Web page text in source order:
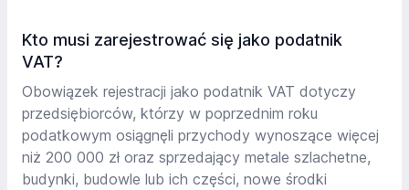
Kto musi zarejestrować się jako podatnik
VAT?
Obowiązek rejestracji jako podatnik VAT dotyczy
przedsiębiorców, którzy w poprzednim roku
podatkowym osiągnęli przychody wynoszące więcej
niż 200 000 zł oraz sprzedający metale szlachetne,
budynki, budowle lub ich części, nowe środki